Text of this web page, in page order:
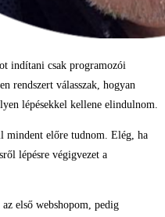
indítani csak programozói
rendszert válasszak, hogyan
lépésekkel kellene elindulnom.
mindent előre tudnom. Elég, ha
lépésre végigvezet a
első webshopom, pedig